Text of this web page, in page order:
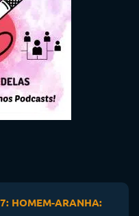
HOMEM-ARANHA: